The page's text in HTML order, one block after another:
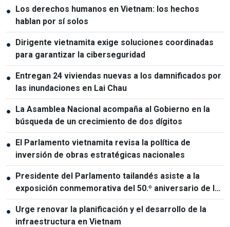
● Los derechos humanos en Vietnam: los hechos
hablan por sí solos
● Dirigente vietnamita exige soluciones coordinadas
para garantizar la ciberseguridad
● Entregan 24 viviendas nuevas a los damnificados por
las inundaciones en Lai Chau
● La Asamblea Nacional acompaña al Gobierno en la
búsqueda de un crecimiento de dos dígitos
● El Parlamento vietnamita revisa la política de
inversión de obras estratégicas nacionales
● Presidente del Parlamento tailandés asiste a la
exposición conmemorativa del 50.º aniversario de las
relaciones Vietnam-Tailandia
● Urge renovar la planificación y el desarrollo de la
infraestructura en Vietnam